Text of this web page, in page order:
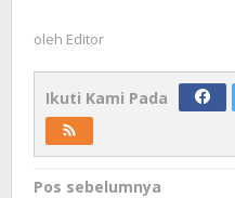
oleh Editor
Ikuti Kami Pada
Navigasi
Pos sebelumnya